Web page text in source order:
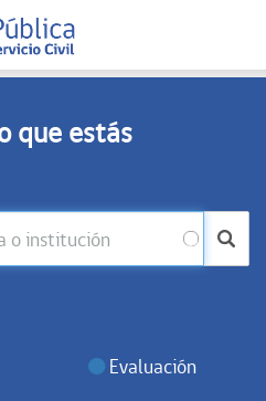
que estás
Evaluación